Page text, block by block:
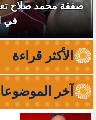
صفقة محمد صلاح
في
الأكثر قراءة
آخر